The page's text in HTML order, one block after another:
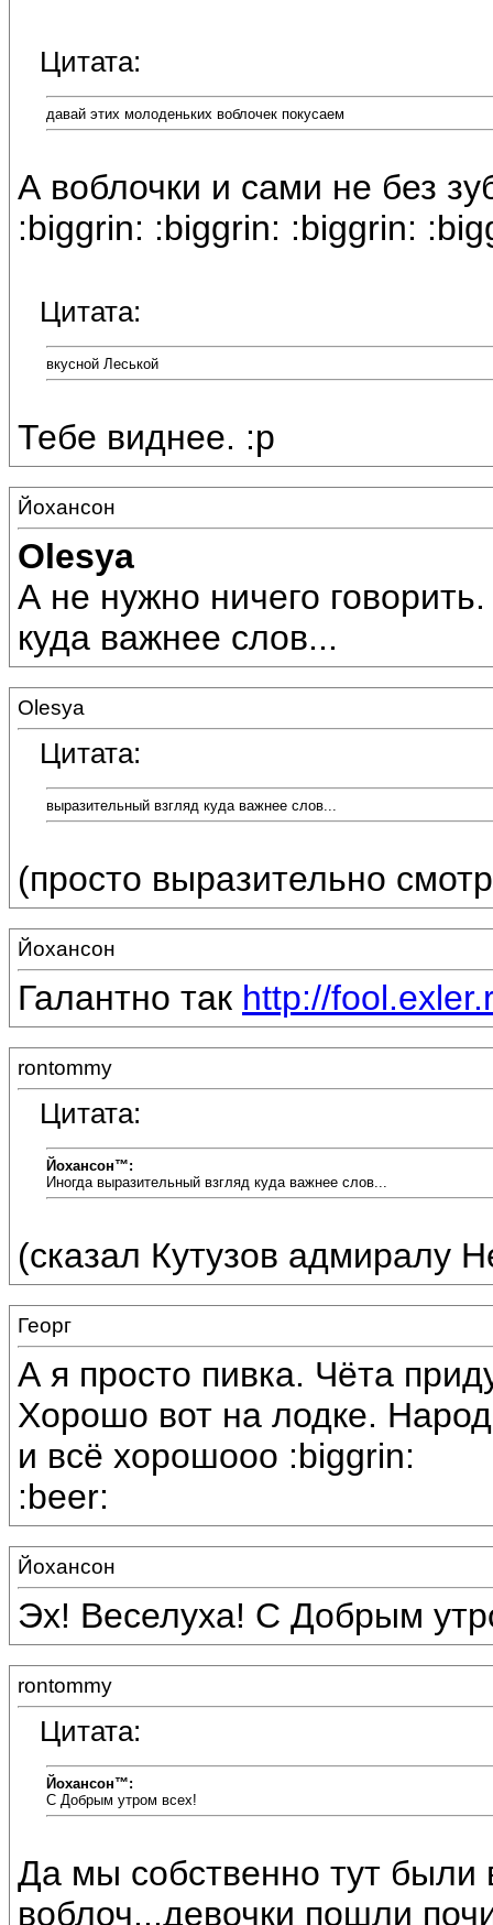
Цитата:
давай этих молоденьких воблочек покусаем
А воблочки и сами не без
:biggrin: :biggrin: :biggrin:
Цитата:
вкусной Леськой
Тебе виднее. :p
Йохансон
Olesya
А не нужно ничего
куда важнее слов...
Olesya
Цитата:
выразительный взгляд куда важнее слов...
(просто выразительно
Йохансон
Галантно так http://
rontommy
Цитата:
Йохансон™:
Иногда выразительный взгляд куда важнее слов...
(сказал Кутузов адмиралу
Георг
А я просто пивка. Чёта
Хорошо вот на лодке.
и всё хорошооо :biggrin:
:beer:
Йохансон
Эх! Веселуха! С Добрым
rontommy
Цитата:
Йохансон™:
С Добрым утром всех!
Да мы собственно тут были
воблоч...девочки пошли